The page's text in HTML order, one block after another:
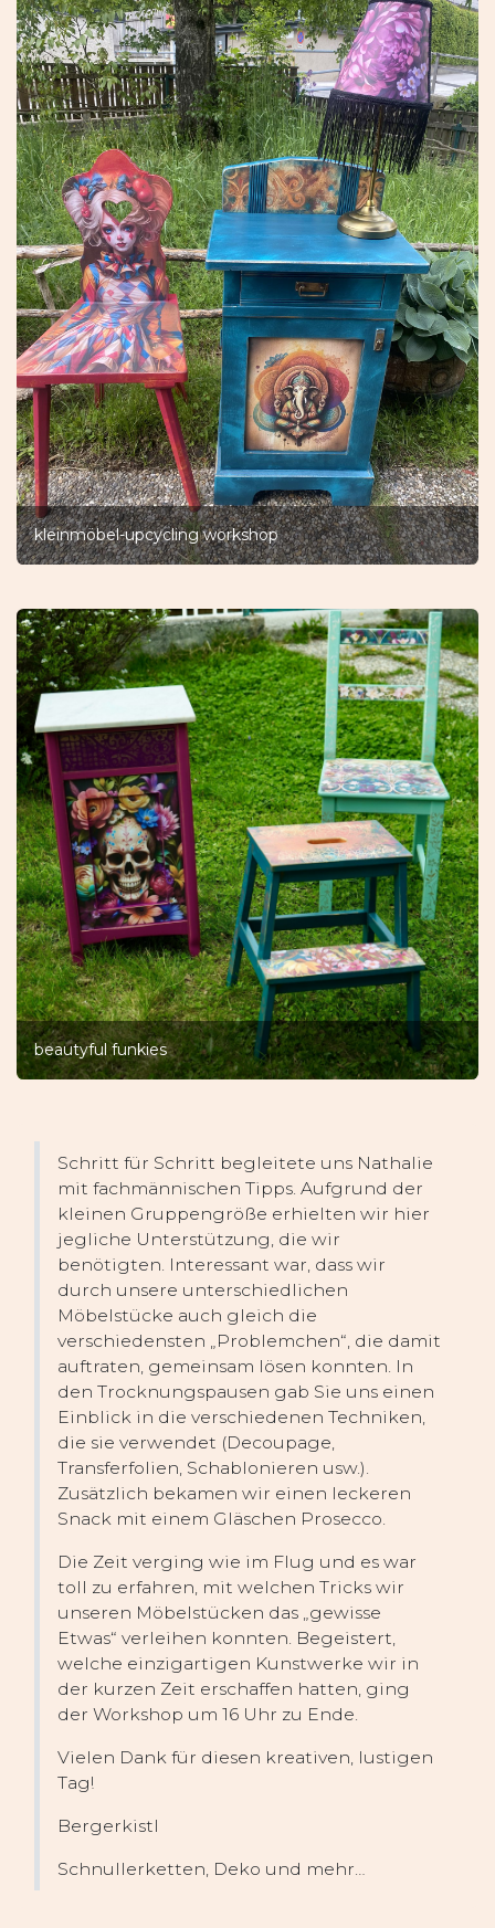
kleinmöbel-upcycling workshop
beautyful funkies
Schritt für Schritt begleitete uns Nathalie
mit fachmännischen Tipps. Aufgrund der
kleinen Gruppengröße erhielten wir hier
jegliche Unterstützung, die wir
benötigten. Interessant war, dass wir
durch unsere unterschiedlichen
Möbelstücke auch gleich die
verschiedensten „Problemchen“, die damit
auftraten, gemeinsam lösen konnten. In
den Trocknungspausen gab Sie uns einen
Einblick in die verschiedenen Techniken,
die sie verwendet (Decoupage,
Transferfolien, Schablonieren usw.).
Zusätzlich bekamen wir einen leckeren
Snack mit einem Gläschen Prosecco.
Die Zeit verging wie im Flug und es war
toll zu erfahren, mit welchen Tricks wir
unseren Möbelstücken das „gewisse
Etwas“ verleihen konnten. Begeistert,
welche einzigartigen Kunstwerke wir in
der kurzen Zeit erschaffen hatten, ging
der Workshop um 16 Uhr zu Ende.
Vielen Dank für diesen kreativen, lustigen
Tag!
Bergerkistl
Schnullerketten, Deko und mehr…